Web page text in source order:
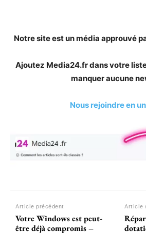
Notre site est un média approuvé
Ajoutez Media24.fr dans votre
manquer aucune
Nous rejoindre en
Article précédent
Votre Windows est peut-
être déjà compromis –
Article